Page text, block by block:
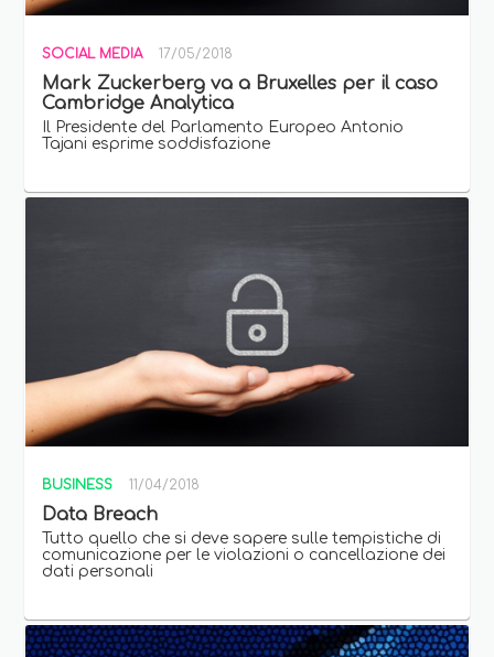
SOCIAL MEDIA 17/05/2018
Mark Zuckerberg va a Bruxelles per il caso
Cambridge Analytica
Il Presidente del Parlamento Europeo Antonio
Tajani esprime soddisfazione
BUSINESS 11/04/2018
Data Breach
Tutto quello che si deve sapere sulle tempistiche di
comunicazione per le violazioni o cancellazione dei
dati personali